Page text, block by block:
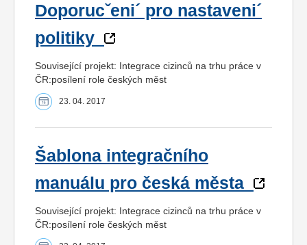
Doporucˇeni´ pro nastaveni´
politiky
Související projekt: Integrace cizinců na trhu práce v
ČR:posílení role českých měst
23. 04. 2017
Šablona integračního
manuálu pro česká města
Související projekt: Integrace cizinců na trhu práce v
ČR:posílení role českých měst